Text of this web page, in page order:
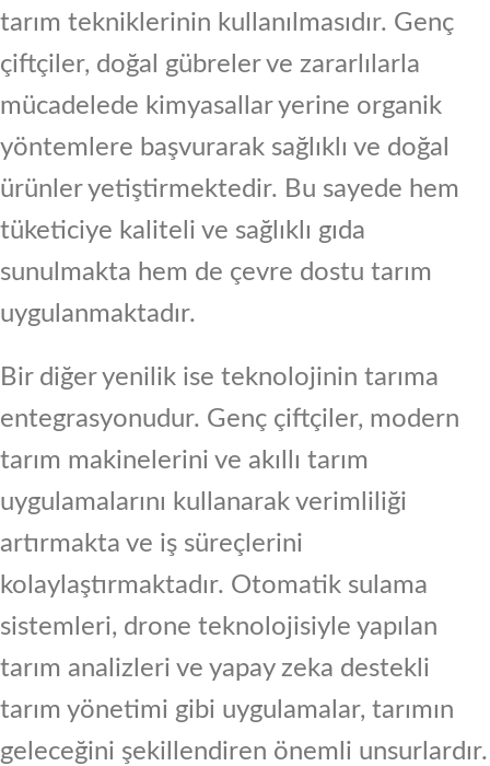
tarım tekniklerinin kullanılmasıdır. Genç
çiftçiler, doğal gübreler ve zararlılarla
mücadelede kimyasallar yerine organik
yöntemlere başvurarak sağlıklı ve doğal
ürünler yetiştirmektedir. Bu sayede hem
tüketiciye kaliteli ve sağlıklı gıda
sunulmakta hem de çevre dostu tarım
uygulanmaktadır.
Bir diğer yenilik ise teknolojinin tarıma
entegrasyonudur. Genç çiftçiler, modern
tarım makinelerini ve akıllı tarım
uygulamalarını kullanarak verimliliği
artırmakta ve iş süreçlerini
kolaylaştırmaktadır. Otomatik sulama
sistemleri, drone teknolojisiyle yapılan
tarım analizleri ve yapay zeka destekli
tarım yönetimi gibi uygulamalar, tarımın
geleceğini şekillendiren önemli unsurlardır.